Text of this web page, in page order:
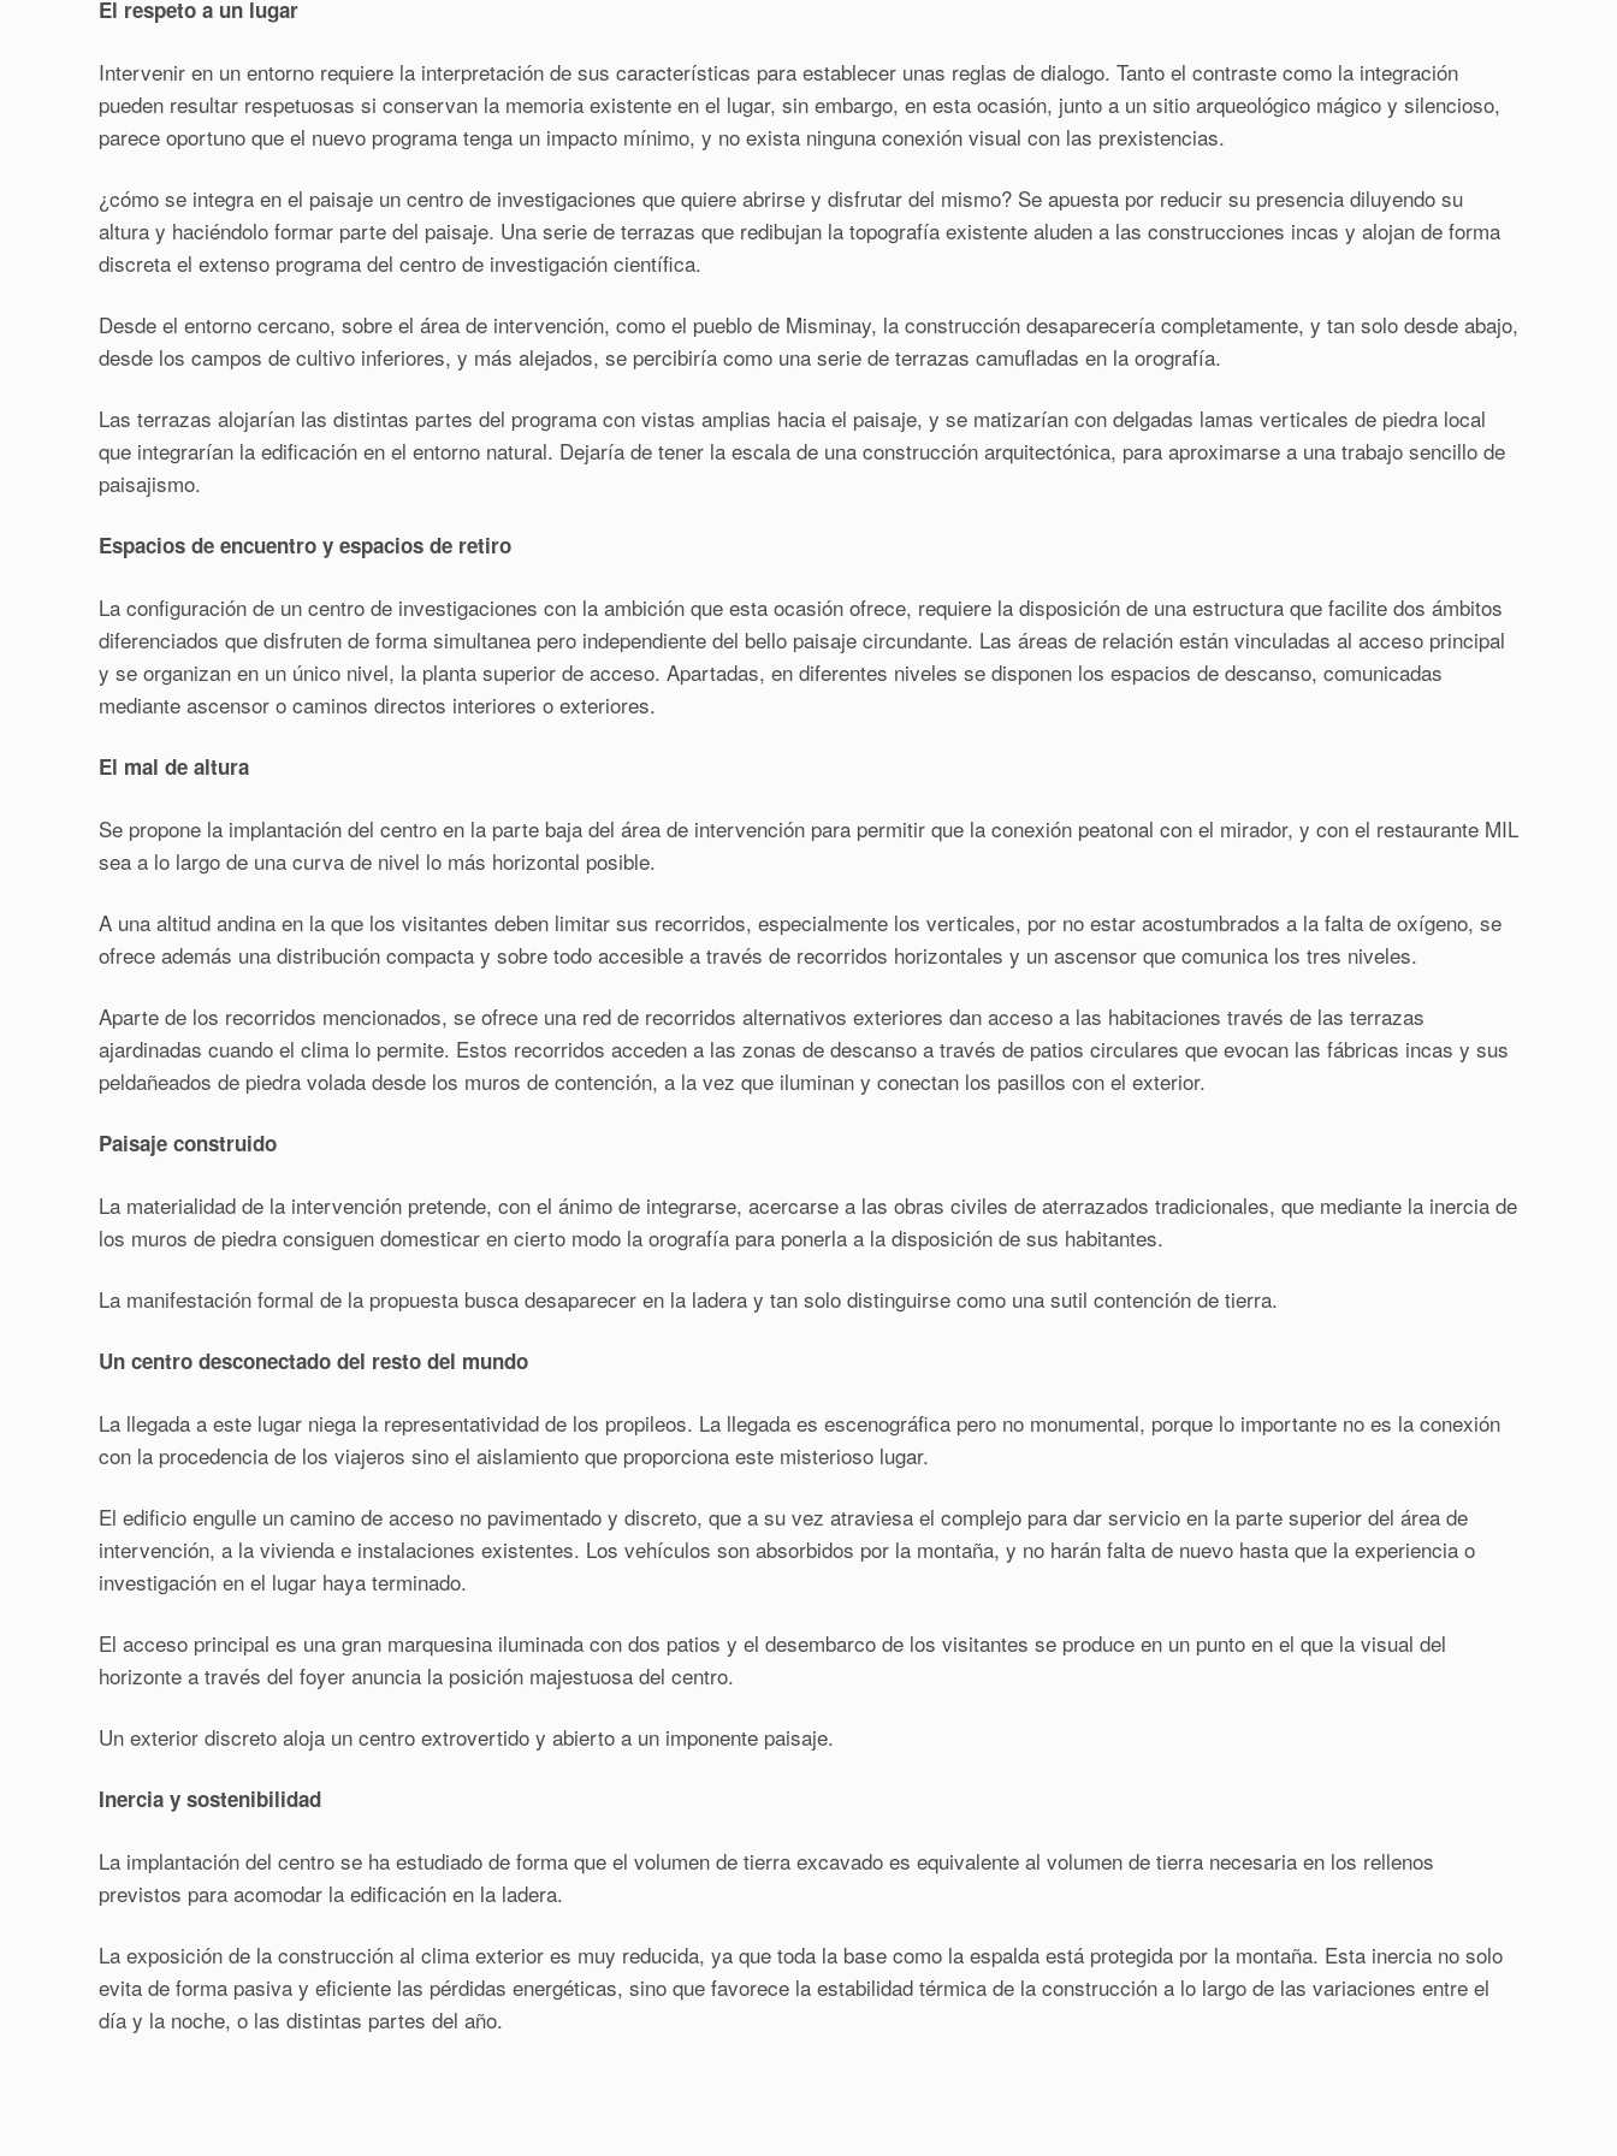
El respeto a un lugar
Intervenir en un entorno requiere la interpretación de sus características para establecer unas reglas de dialogo. Tanto el contraste como la integración
pueden resultar respetuosas si conservan la memoria existente en el lugar, sin embargo, en esta ocasión, junto a un sitio arqueológico mágico y silencioso,
parece oportuno que el nuevo programa tenga un impacto mínimo, y no exista ninguna conexión visual con las prexistencias.
¿cómo se integra en el paisaje un centro de investigaciones que quiere abrirse y disfrutar del mismo? Se apuesta por reducir su presencia diluyendo su
altura y haciéndolo formar parte del paisaje. Una serie de terrazas que redibujan la topografía existente aluden a las construcciones incas y alojan de forma
discreta el extenso programa del centro de investigación científica.
Desde el entorno cercano, sobre el área de intervención, como el pueblo de Misminay, la construcción desaparecería completamente, y tan solo desde abajo,
desde los campos de cultivo inferiores, y más alejados, se percibiría como una serie de terrazas camufladas en la orografía.
Las terrazas alojarían las distintas partes del programa con vistas amplias hacia el paisaje, y se matizarían con delgadas lamas verticales de piedra local
que integrarían la edificación en el entorno natural. Dejaría de tener la escala de una construcción arquitectónica, para aproximarse a una trabajo sencillo de
paisajismo.
Espacios de encuentro y espacios de retiro
La configuración de un centro de investigaciones con la ambición que esta ocasión ofrece, requiere la disposición de una estructura que facilite dos ámbitos
diferenciados que disfruten de forma simultanea pero independiente del bello paisaje circundante. Las áreas de relación están vinculadas al acceso principal
y se organizan en un único nivel, la planta superior de acceso. Apartadas, en diferentes niveles se disponen los espacios de descanso, comunicadas
mediante ascensor o caminos directos interiores o exteriores.
El mal de altura
Se propone la implantación del centro en la parte baja del área de intervención para permitir que la conexión peatonal con el mirador, y con el restaurante MIL
sea a lo largo de una curva de nivel lo más horizontal posible.
A una altitud andina en la que los visitantes deben limitar sus recorridos, especialmente los verticales, por no estar acostumbrados a la falta de oxígeno, se
ofrece además una distribución compacta y sobre todo accesible a través de recorridos horizontales y un ascensor que comunica los tres niveles.
Aparte de los recorridos mencionados, se ofrece una red de recorridos alternativos exteriores dan acceso a las habitaciones través de las terrazas
ajardinadas cuando el clima lo permite. Estos recorridos acceden a las zonas de descanso a través de patios circulares que evocan las fábricas incas y sus
peldañeados de piedra volada desde los muros de contención, a la vez que iluminan y conectan los pasillos con el exterior.
Paisaje construido
La materialidad de la intervención pretende, con el ánimo de integrarse, acercarse a las obras civiles de aterrazados tradicionales, que mediante la inercia de
los muros de piedra consiguen domesticar en cierto modo la orografía para ponerla a la disposición de sus habitantes.
La manifestación formal de la propuesta busca desaparecer en la ladera y tan solo distinguirse como una sutil contención de tierra.
Un centro desconectado del resto del mundo
La llegada a este lugar niega la representatividad de los propileos. La llegada es escenográfica pero no monumental, porque lo importante no es la conexión
con la procedencia de los viajeros sino el aislamiento que proporciona este misterioso lugar.
El edificio engulle un camino de acceso no pavimentado y discreto, que a su vez atraviesa el complejo para dar servicio en la parte superior del área de
intervención, a la vivienda e instalaciones existentes. Los vehículos son absorbidos por la montaña, y no harán falta de nuevo hasta que la experiencia o
investigación en el lugar haya terminado.
El acceso principal es una gran marquesina iluminada con dos patios y el desembarco de los visitantes se produce en un punto en el que la visual del
horizonte a través del foyer anuncia la posición majestuosa del centro.
Un exterior discreto aloja un centro extrovertido y abierto a un imponente paisaje.
Inercia y sostenibilidad
La implantación del centro se ha estudiado de forma que el volumen de tierra excavado es equivalente al volumen de tierra necesaria en los rellenos
previstos para acomodar la edificación en la ladera.
La exposición de la construcción al clima exterior es muy reducida, ya que toda la base como la espalda está protegida por la montaña. Esta inercia no solo
evita de forma pasiva y eficiente las pérdidas energéticas, sino que favorece la estabilidad térmica de la construcción a lo largo de las variaciones entre el
día y la noche, o las distintas partes del año.